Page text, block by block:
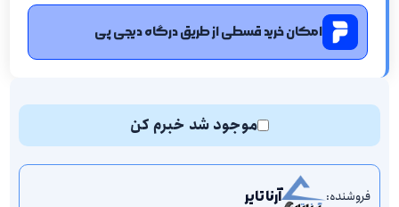
امکان خرید قسطی از طریق درگاه دیجی پی
موجود شد خبرم کن
فروشنده: آرنا تایر